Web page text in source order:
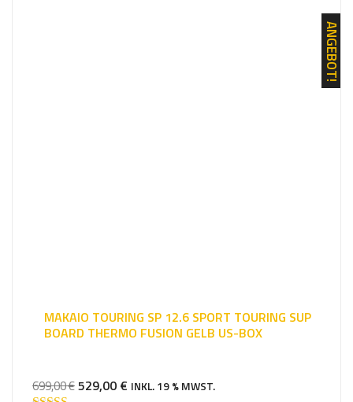
ANGEBOT!
MAKAIO TOURING SP 12.6 SPORT TOURING SUP
BOARD THERMO FUSION GELB US-BOX
699,00€URSPRÜNGLICHER
529,00 € AKTUELLER
INKL. 19 % MWST.